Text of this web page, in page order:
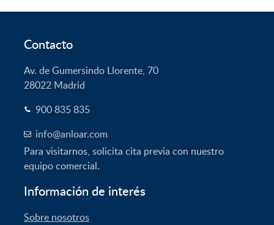
Contacto
Av. de Gumersindo Llorente, 70
28022 Madrid
900 835 835
info@anloar.com
Para visitarnos, solicita cita previa con nuestro
equipo comercial.
Información de interés
Sobre nosotros